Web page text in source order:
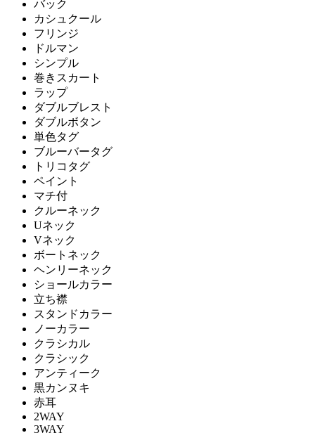
バック
カシュクール
フリンジ
ドルマン
シンプル
巻きスカート
ラップ
ダブルブレスト
ダブルボタン
単色タグ
ブルーバータグ
トリコタグ
ペイント
マチ付
クルーネック
Uネック
Vネック
ボートネック
ヘンリーネック
ショールカラー
立ち襟
スタンドカラー
ノーカラー
クラシカル
クラシック
アンティーク
黒カンヌキ
赤耳
2WAY
3WAY